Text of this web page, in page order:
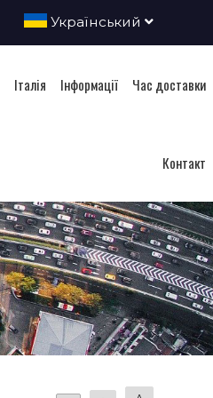
Український
Італія Інформації Час доставки
Контакт